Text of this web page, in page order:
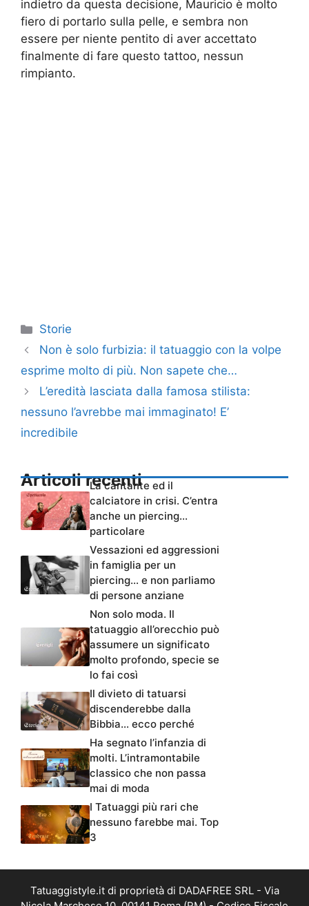
indietro da questa decisione, Mauricio è molto
fiero di portarlo sulla pelle, e sembra non
essere per niente pentito di aver accettato
finalmente di fare questo tattoo, nessun
rimpianto.
Categorie
Storie
Non è solo furbizia: il tatuaggio con la volpe
esprime molto di più. Non sapete che…
L’eredità lasciata dalla famosa stilista:
nessuno l’avrebbe mai immaginato! E’
incredibile
Articoli recenti
La cantante ed il
calciatore in crisi. C’entra
anche un piercing…
particolare
Vessazioni ed aggressioni
in famiglia per un
piercing… e non parliamo
di persone anziane
Non solo moda. Il
tatuaggio all’orecchio può
assumere un significato
molto profondo, specie se
lo fai così
Il divieto di tatuarsi
discenderebbe dalla
Bibbia… ecco perché
Ha segnato l’infanzia di
molti. L’intramontabile
classico che non passa
mai di moda
I Tatuaggi più rari che
nessuno farebbe mai. Top
3
Tatuaggistyle.it di proprietà di DADAFREE SRL - Via